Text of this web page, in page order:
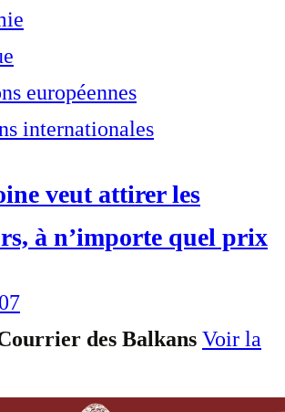
européennes
internationales
veut attirer les
à n’importe quel prix
des Balkans Voir la